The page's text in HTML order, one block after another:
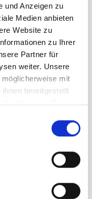
und Anzeigen zu
Medien anbieten
Website zu
zu Ihrer
Partner für
weiter. Unsere
mit
bereitgestellt
Nutzung der Dienste
€ -20%
2,0 Short Herren